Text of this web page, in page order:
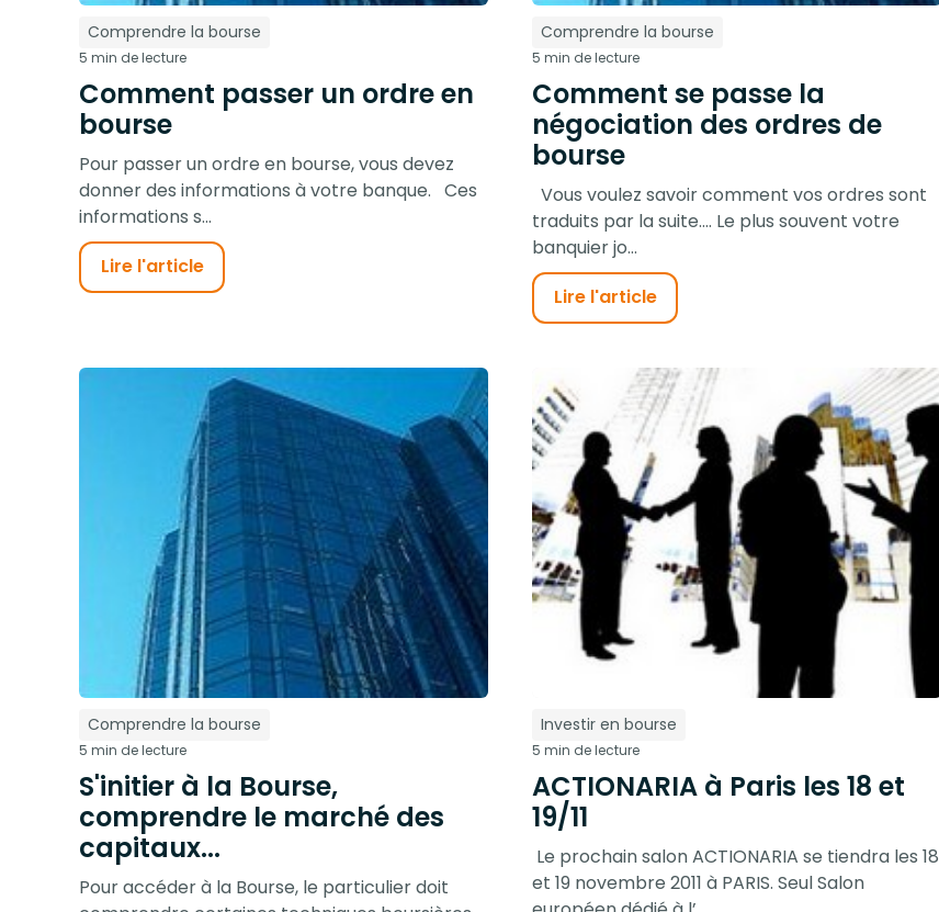
Comprendre la bourse
5 min de lecture
Comment passer un ordre en
bourse
Pour passer un ordre en bourse, vous devez
donner des informations à votre banque. Ces
informations s...
Lire l'article
Comprendre la bourse
5 min de lecture
Comment se passe la
négociation des ordres de
bourse
Vous voulez savoir comment vos ordres sont
traduits par la suite…. Le plus souvent votre
banquier jo...
Lire l'article
Comprendre la bourse
5 min de lecture
S'initier à la Bourse,
comprendre le marché des
capitaux...
Pour accéder à la Bourse, le particulier doit
Investir en bourse
5 min de lecture
ACTIONARIA à Paris les 18 et
19/11
Le prochain salon ACTIONARIA se tiendra les 18
et 19 novembre 2011 à PARIS. Seul Salon